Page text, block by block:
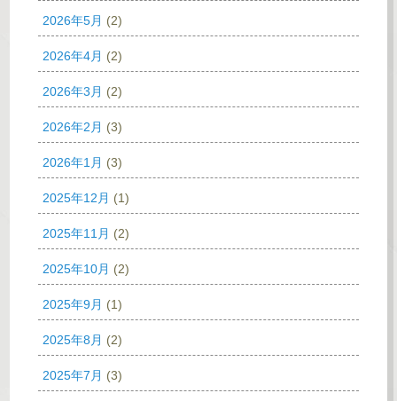
2026年5月 (2)
2026年4月 (2)
2026年3月 (2)
2026年2月 (3)
2026年1月 (3)
2025年12月 (1)
2025年11月 (2)
2025年10月 (2)
2025年9月 (1)
2025年8月 (2)
2025年7月 (3)